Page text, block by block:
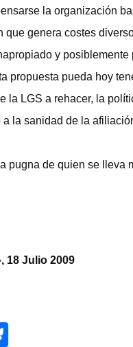
la organización
que genera costes
y
propuesta pueda hoy
la LGS a rehacer, la
la sanidad de la
pugna de quien se lleva
18 Julio 2009